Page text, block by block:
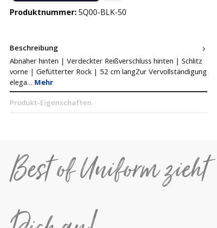
Produktnummer:5Q00-BLK-50
Beschreibung
Abnäher hinten | Verdeckter Reißverschluss hinten | Schlitz
vorne | Gefütterter Rock | 52 cm langZur Vervollständigung
elega… Mehr
Produkt-Eigenschaften
Best of Uniform zieht